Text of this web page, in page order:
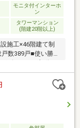
モニタ付インターホ
ン
タワーマンション
(階建20階以上)
施工×46階建て制
数389戸■使い勝手
ダイニング部分に
キッチン～共用施
ルーム・カフェラ
トルーム・コワー
ンラウンジ・ゴル